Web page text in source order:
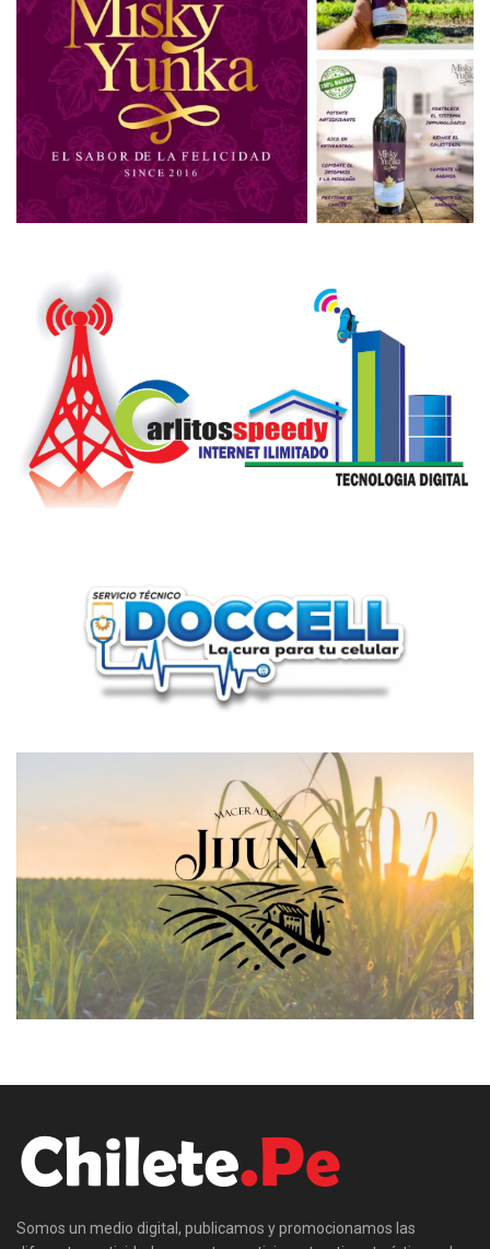
Somos un medio digital, publicamos y promocionamos las